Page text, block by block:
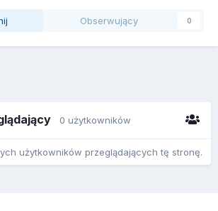
Obserwujący 0
0 użytkowników
użytkowników przeglądających tę stronę.